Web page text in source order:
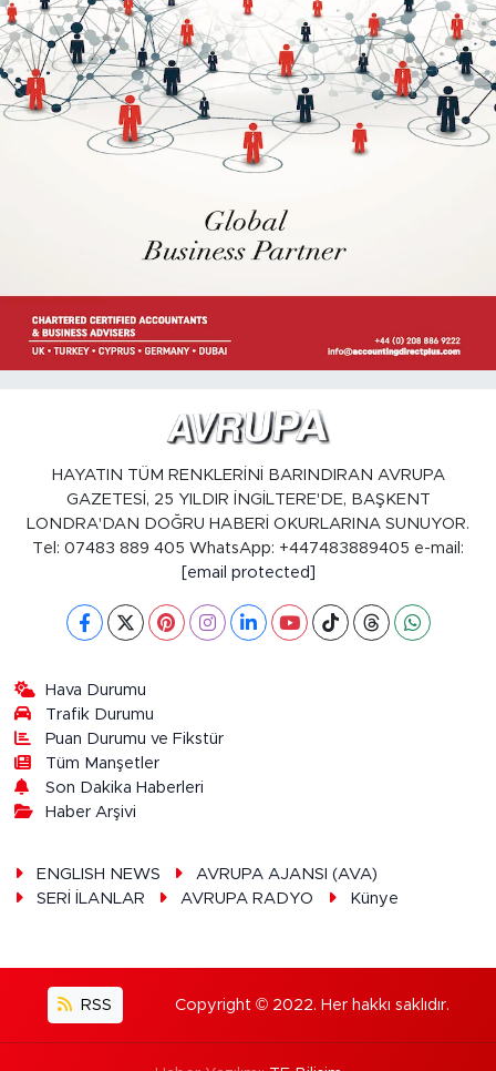
HAYATIN TÜM RENKLERİNİ BARINDIRAN AVRUPA
GAZETESİ, 25 YILDIR İNGİLTERE'DE, BAŞKENT
LONDRA'DAN DOĞRU HABERİ OKURLARINA SUNUYOR.
Tel: 07483 889 405 WhatsApp: +447483889405 e-mail:
[email protected]
Hava Durumu
Trafik Durumu
Puan Durumu ve Fikstür
Tüm Manşetler
Son Dakika Haberleri
Haber Arşivi
ENGLISH NEWS
AVRUPA AJANSI (AVA)
SERİ İLANLAR
AVRUPA RADYO Künye
RSS Copyright © 2022. Her hakkı saklıdır.